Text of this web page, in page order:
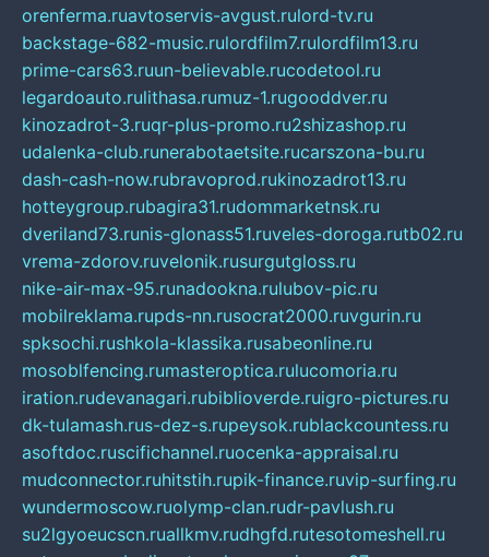
orenferma.ruavtoservis-avgust.rulord-tv.ru
backstage-682-music.rulordfilm7.rulordfilm13.ru
prime-cars63.ruun-believable.rucodetool.ru
legardoauto.rulithasa.rumuz-1.rugooddver.ru
kinozadrot-3.ruqr-plus-promo.ru2shizashop.ru
udalenka-club.runerabotaetsite.rucarszona-bu.ru
dash-cash-now.rubravoprod.rukinozadrot13.ru
hotteygroup.rubagira31.rudommarketnsk.ru
dveriland73.runis-glonass51.ruveles-doroga.rutb02.ru
vrema-zdorov.ruvelonik.rusurgutgloss.ru
nike-air-max-95.runadookna.rulubov-pic.ru
mobilreklama.rupds-nn.rusocrat2000.ruvgurin.ru
spksochi.rushkola-klassika.rusabeonline.ru
mosoblfencing.rumasteroptica.rulucomoria.ru
iration.rudevanagari.rubiblioverde.ruigro-pictures.ru
dk-tulamash.rus-dez-s.rupeysok.rublackcountess.ru
asoftdoc.ruscifichannel.ruocenka-appraisal.ru
mudconnector.ruhitstih.rupik-finance.ruvip-surfing.ru
wundermoscow.ruolymp-clan.rudr-pavlush.ru
su2lgyoeucscn.ruallkmv.rudhgfd.rutesotomeshell.ru